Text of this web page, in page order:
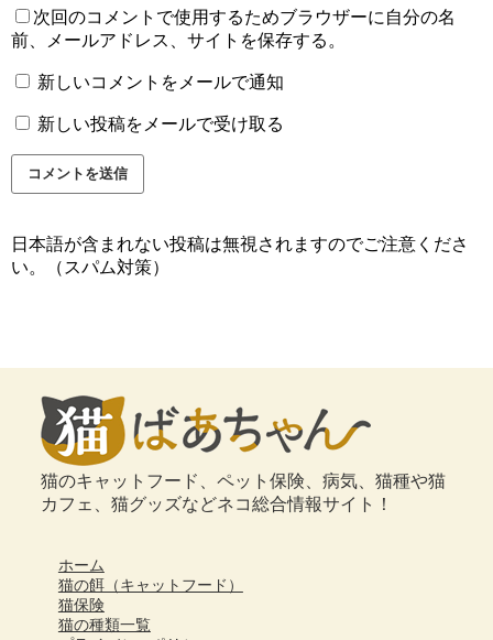
次回のコメントで使用するためブラウザーに自分の名
前、メールアドレス、サイトを保存する。
新しいコメントをメールで通知
新しい投稿をメールで受け取る
日本語が含まれない投稿は無視されますのでご注意くださ
い。（スパム対策）
猫のキャットフード、ペット保険、病気、猫種や猫
カフェ、猫グッズなどネコ総合情報サイト！
ホーム
猫の餌（キャットフード）
猫保険
猫の種類一覧